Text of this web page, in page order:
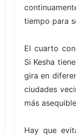
tiempo para
El cuarto
Si Kesha
gira en
ciudades
más
Hay que